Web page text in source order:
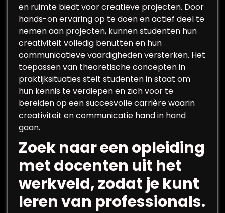
en ruimte biedt voor creatieve projecten. Door
hands-on ervaring op te doen en actief deel te
nemen aan projecten, kunnen studenten hun
creativiteit volledig benutten en hun
communicatieve vaardigheden versterken. Het
toepassen van theoretische concepten in
praktijksituaties stelt studenten in staat om
hun kennis te verdiepen en zich voor te
bereiden op een succesvolle carrière waarin
creativiteit en communicatie hand in hand
gaan.
Zoek naar een opleiding
met docenten uit het
werkveld, zodat je kunt
leren van professionals.